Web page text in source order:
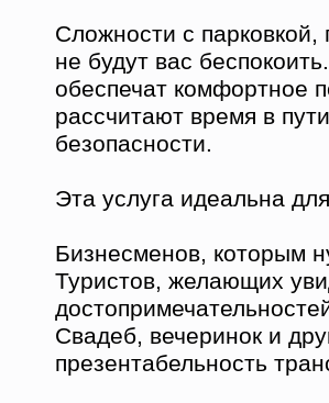
Сложности с
не будут вас
обеспечат комфортное
рассчитают время в
безопасности.
Эта услуга идеальна
Бизнесменов, которым
Туристов, желающих
Свадеб, вечеринок и
презентабельность